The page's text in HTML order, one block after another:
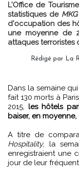
L'Office de
statistiques de
d'occupation des
une moyenne de
attaques terroristes
Rédigé par La
Dans la semaine qui a suivi les attaques terroristes qui ont
fait 130 morts à
2015, les hôtels
baiser, en
A titre de
Hospitality, la
enregistraient une
jour de leur